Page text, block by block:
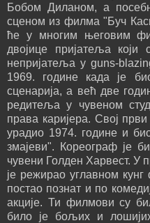
Бобом Диланом, а
сценом из филма "Буч
ће у многим његовим
двојице пријатеља који
непријатеља у guns-
1969. године када је
сценарија, а већ две
редитеља у чувеном
права каријера. Свој
урадио 1974. године и
змајеви". Кореограф је
чувени Голден Харвест. У
је режирао углавном
постао познат и по
акције. Ти филмови су
било је бољих и